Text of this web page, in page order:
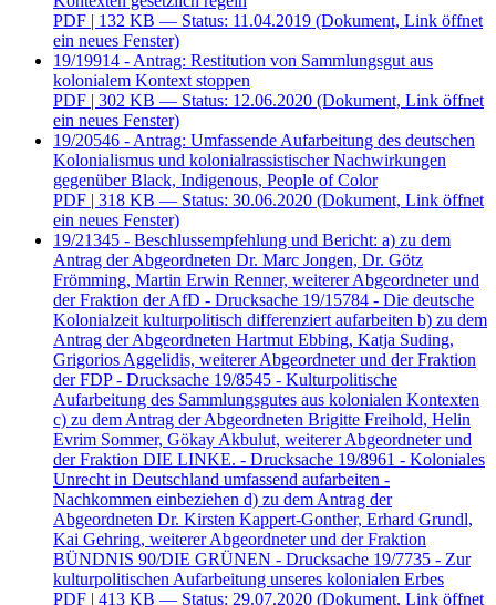
PDF | 132 KB — Status: 11.04.2019 (Dokument, Link öffnet
ein neues Fenster)
19/19914 - Antrag: Restitution von Sammlungsgut aus
kolonialem Kontext stoppen
PDF | 302 KB — Status: 12.06.2020 (Dokument, Link öffnet
ein neues Fenster)
19/20546 - Antrag: Umfassende Aufarbeitung des deutschen
Kolonialismus und kolonialrassistischer Nachwirkungen
gegenüber Black, Indigenous, People of Color
PDF | 318 KB — Status: 30.06.2020 (Dokument, Link öffnet
ein neues Fenster)
19/21345 - Beschlussempfehlung und Bericht: a) zu dem
Antrag der Abgeordneten Dr. Marc Jongen, Dr. Götz
Frömming, Martin Erwin Renner, weiterer Abgeordneter und
der Fraktion der AfD - Drucksache 19/15784 - Die deutsche
Kolonialzeit kulturpolitisch differenziert aufarbeiten b) zu dem
Antrag der Abgeordneten Hartmut Ebbing, Katja Suding,
Grigorios Aggelidis, weiterer Abgeordneter und der Fraktion
der FDP - Drucksache 19/8545 - Kulturpolitische
Aufarbeitung des Sammlungsgutes aus kolonialen Kontexten
c) zu dem Antrag der Abgeordneten Brigitte Freihold, Helin
Evrim Sommer, Gökay Akbulut, weiterer Abgeordneter und
der Fraktion DIE LINKE. - Drucksache 19/8961 - Koloniales
Unrecht in Deutschland umfassend aufarbeiten -
Nachkommen einbeziehen d) zu dem Antrag der
Abgeordneten Dr. Kirsten Kappert-Gonther, Erhard Grundl,
Kai Gehring, weiterer Abgeordneter und der Fraktion
BÜNDNIS 90/DIE GRÜNEN - Drucksache 19/7735 - Zur
kulturpolitischen Aufarbeitung unseres kolonialen Erbes
PDF | 413 KB — Status: 29.07.2020 (Dokument, Link öffnet